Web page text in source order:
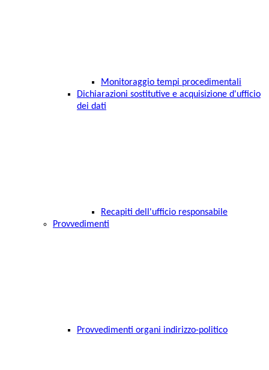
Monitoraggio tempi procedimentali
Dichiarazioni sostitutive e acquisizione d'ufficio
dei dati
Recapiti dell'ufficio responsabile
Provvedimenti
Provvedimenti organi indirizzo-politico